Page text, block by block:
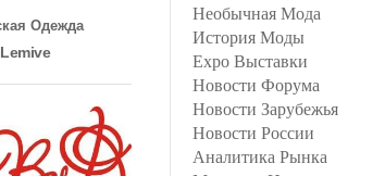
Одежда
Необычная Мода
История Моды
Expo Выставки
Новости Форума
Новости Зарубежья
Новости России
Аналитика Рынка